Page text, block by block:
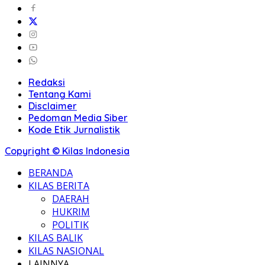
Redaksi
Tentang Kami
Disclaimer
Pedoman Media Siber
Kode Etik Jurnalistik
Copyright © Kilas Indonesia
BERANDA
KILAS BERITA
DAERAH
HUKRIM
POLITIK
KILAS BALIK
KILAS NASIONAL